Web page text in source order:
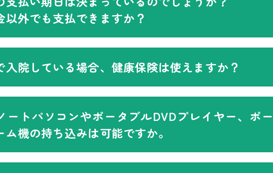
以外でも支払できますか？
入院している場合、健康保険は使えますか？
ートパソコンやポータブルDVDプレイヤー、ポー
ム機の持ち込みは可能ですか。